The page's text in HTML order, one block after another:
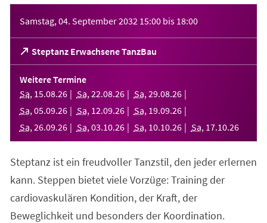
Samstag, 04. September 2032 15:00 bis 18:00
Steptanz Erwachsene TanzBau
(Öffnet
in
einem
neuen
Tab)
Weitere Termine
Sa, 15.08.26 Sa, 22.08.26 Sa, 29.08.26
Sa, 05.09.26 Sa, 12.09.26 Sa, 19.09.26
Sa, 26.09.26 Sa, 03.10.26 Sa, 10.10.26 Sa, 17.10.26
Steptanz ist ein freudvoller Tanzstil, den jeder erlernen
kann. Steppen bietet viele Vorzüge: Training der
cardiovaskulären Kondition, der Kraft, der
Beweglichkeit und besonders der Koordination.